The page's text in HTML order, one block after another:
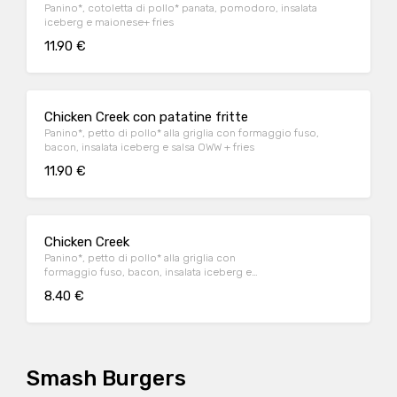
Panino*, cotoletta di pollo* panata, pomodoro, insalata
iceberg e maionese+ fries
11.90 €
Chicken Creek con patatine fritte
Panino*, petto di pollo* alla griglia con formaggio fuso,
bacon, insalata iceberg e salsa OWW + fries
11.90 €
Chicken Creek
Panino*, petto di pollo* alla griglia con
formaggio fuso, bacon, insalata iceberg e
8.40 €
Smash Burgers